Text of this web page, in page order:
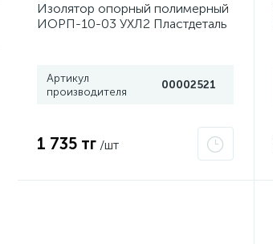
Изолятор опорный полимерный
ИОРП-10-03 УХЛ2 Пластдеталь
Артикул
производителя
00002521
1 735 тг /шт